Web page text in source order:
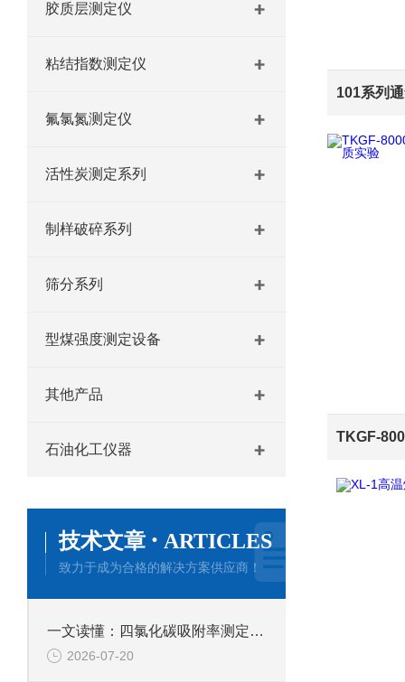
胶质层测定仪
粘结指数测定仪
氟氯氮测定仪
活性炭测定系列
制样破碎系列
筛分系列
型煤强度测定设备
其他产品
石油化工仪器
技术文章 · ARTICLES
致力于成为合格的解决方案供应商！
一文读懂：四氯化碳吸附率测定仪的正确使用方法与避坑技巧
2026-07-20